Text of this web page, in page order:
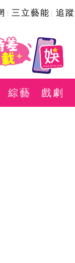
三立藝能 追
綜藝 戲劇